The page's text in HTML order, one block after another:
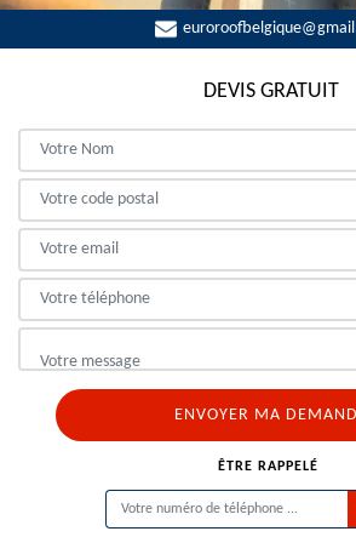
DEVIS GRATUIT
ÊTRE RAPPELÉ